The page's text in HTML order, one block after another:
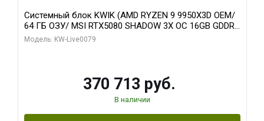
Системный блок KWIK (AMD RYZEN 9 9950X3D OEM/
64 ГБ ОЗУ/ MSI RTX5080 SHADOW 3X OC 16GB GDDR7
256bit 3xDP HDMI/ 960 ГБ SSD)
Модель: KW-Live0079
370 713 руб.
В наличии